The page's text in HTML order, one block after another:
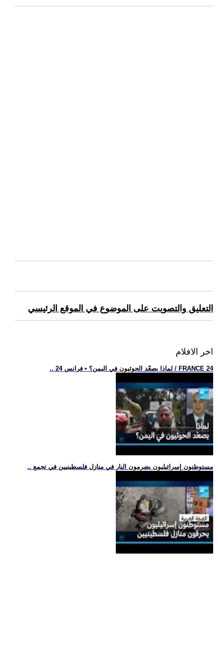
التعليق والتصويت على الموضوع في الموقع الرئيسي
اخر الافلام
.. لماذا يصعّد الحوثيون في اليمن؟ • فرانس 24 / FRANCE 24
.. مستوطنون إسرائيليون يضرمون النار في منازل فلسطينيين في تجمع